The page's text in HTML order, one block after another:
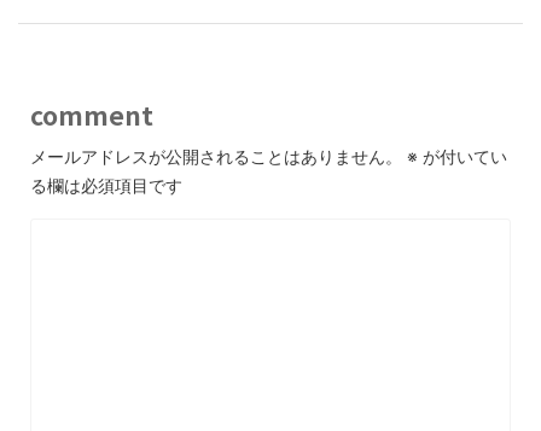
comment
メールアドレスが公開されることはありません。 ※ が付いてい
る欄は必須項目です